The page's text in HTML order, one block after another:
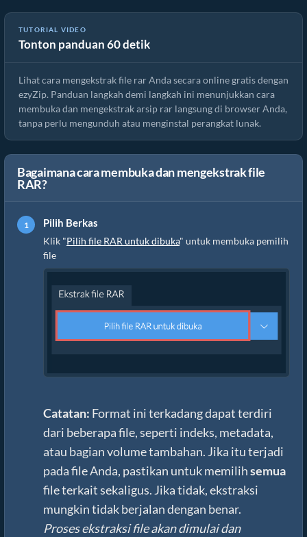
TUTORIAL VIDEO
Tonton panduan 60 detik
Cara Mengekstrak File rar secara Online dengan ezyZip (Gratis,
Tanpa Instalasi)
Lihat cara mengekstrak file rar Anda secara online gratis dengan
ezyZip. Panduan langkah demi langkah ini menunjukkan cara
membuka dan mengekstrak arsip rar langsung di browser Anda,
tanpa perlu mengunduh atau menginstal perangkat lunak.
Bagaimana cara membuka dan mengekstrak file
RAR?
Pilih Berkas
Klik "Pilih file RAR untuk dibuka" untuk membuka pemilih
file
Catatan: Format ini terkadang dapat terdiri
dari beberapa file, seperti indeks, metadata,
atau bagian volume tambahan. Jika itu terjadi
pada file Anda, pastikan untuk memilihsemua
file terkait sekaligus. Jika tidak, ekstraksi
mungkin tidak berjalan dengan benar.
Proses ekstraksi file akan dimulai dan